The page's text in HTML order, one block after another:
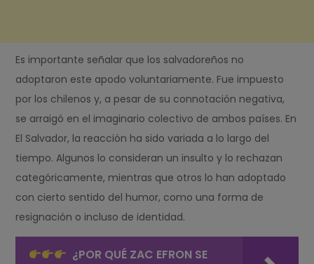
Es importante señalar que los salvadoreños no
adoptaron este apodo voluntariamente. Fue impuesto
por los chilenos y, a pesar de su connotación negativa,
se arraigó en el imaginario colectivo de ambos países. En
El Salvador, la reacción ha sido variada a lo largo del
tiempo. Algunos lo consideran un insulto y lo rechazan
categóricamente, mientras que otros lo han adoptado
con cierto sentido del humor, como una forma de
resignación o incluso de identidad.
¿POR QUÉ ZAC EFRON SE